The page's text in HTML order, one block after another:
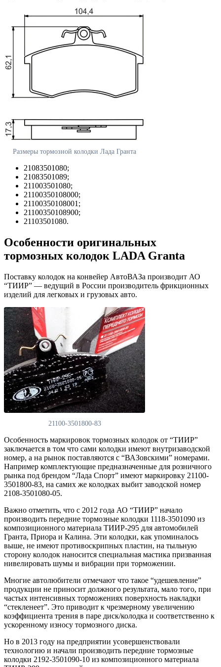
Размеры тормозной колодки Лада Гранта
21083501080;
21083501089;
211003501080;
21100350108000;
21100350108001;
21100350108900;
21103501080.
Особенности оригинальных
тормозных колодок LADA Granta
Поставку колодок на конвейер АвтоВАЗа производит АО
“ТИИР” — ведущий в России производитель фрикционных
изделий для легковых и грузовых авто.
21100-3501800-83
Особенность маркировок тормозных колодок от “ТИИР”
заключается в том что сами колодки имеют внутризаводской
номер, а на рынок поставляются с “ВАЗовскими” номерами.
Например комплектующие предназначенные для розничного
рынка под брендом “Лада Спорт” имеют маркировку 21100-
3501800-83, на самих же колодках выбит заводской номер
2108-3501080-05.
Важно отметить, что с 2012 года АО “ТИИР” начало
производить передние тормозные колодки 1118-3501090 из
композиционного материала ТИИР-295 для автомобилей
Гранта, Приора и Калина. Эти колодки, как упоминалось
выше, не имеют противоскрипных пластин, на тыльную
сторону колодок наносится специальная мастика призванная
нивелировать шумы и вибрации при торможении.
Многие автолюбители отмечают что такое “удешевление”
продукции не приносит должного результата, мало того, при
частых интенсивных торможениях поверхность накладки
“стекленеет”. Это приводит к чрезмерному увеличению
коэффициента трения в паре диск/колодка и соответственно к
ускоренному износу тормозного диска.
Но в 2013 году на предприятии усовершенствовали
технологию и начали производить передние тормозные
колодки 2192-3501090-10 из композиционного материала